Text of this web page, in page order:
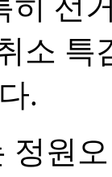
소 특
.
정원